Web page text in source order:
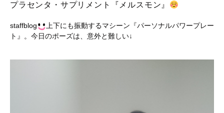
プラセンタ・サプリメント『メルスモン』
staffblog
上下にも振動するマシーン『パーソナルパワープレー
ト』。今日のポーズは、意外と難しい↓